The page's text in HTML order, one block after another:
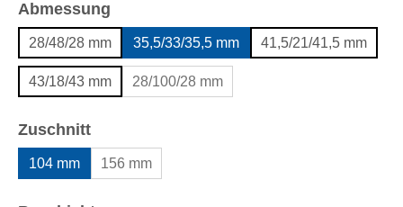
Abmessung
28/48/28 mm 35,5/33/35,5 mm 41,5/21/41,5 mm
43/18/43 mm 28/100/28 mm
Zuschnittauswählen
104 mm 156 mm